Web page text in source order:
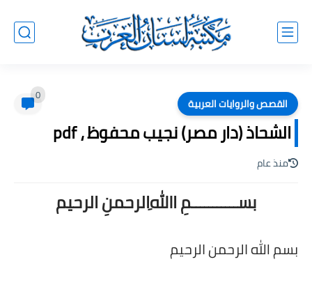
القصص والروايات العربية 0
الشحاذ (دار مصر) نجيب محفوظ ، pdf
منذ عام
بســـــــــــمِ اﷲِالرحمنِ الرحيم
بسم الله الرحمن الرحيم